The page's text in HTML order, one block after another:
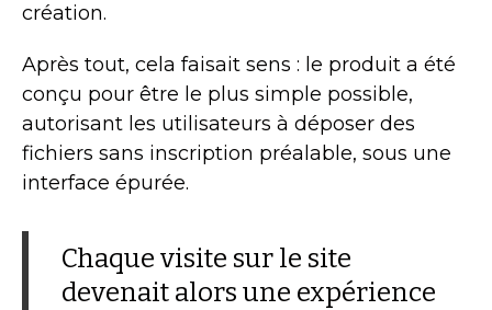
création.
Après tout, cela faisait sens : le produit a été
conçu pour être le plus simple possible,
autorisant les utilisateurs à déposer des
fichiers sans inscription préalable, sous une
interface épurée.
Chaque visite sur le site
devenait alors une expérience